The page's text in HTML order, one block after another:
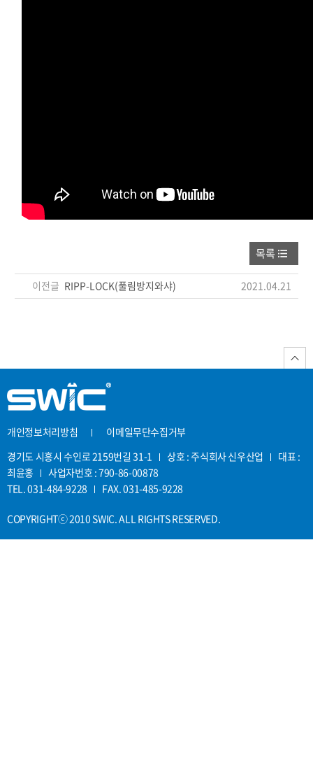
목록
이전글 RIPP-LOCK(풀림방지와샤) 2021.04.21
경기도 시흥시 수인로 2159번길 31-1 상호 : 주식회사 신우산업
대표 :
최윤홍
사업자번호 : 790-86-00878
TEL. 031-484-9228
FAX. 031-485-9228
COPYRIGHTⓒ 2010 SWIC. ALL RIGHTS RESERVED.
개인정보처리방침 이메일무단수집거부